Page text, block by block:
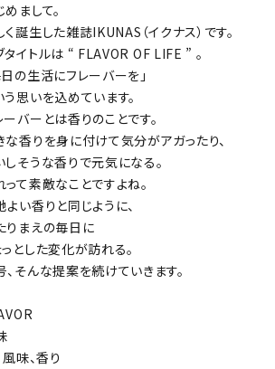
めまして。
く誕生した雑誌IKUNAS（イクナス）です。
タイトルは “ FLAVOR OF LIFE ” 。
日の生活にフレーバーを」
う思いを込めています。
ーバーとは香りのことです。
な香りを身に付けて気分がアガったり、
しそうな香りで元気になる。
って素敵なことですよね。
よい香りと同じように、
りまえの毎日に
っとした変化が訪れる。
、そんな提案を続けていきます。
風味、香り